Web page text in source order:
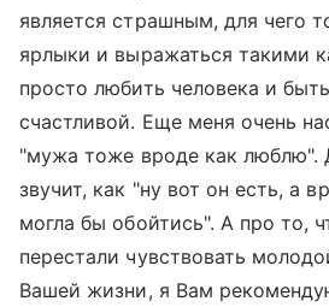
является страшным, для чего
ярлыки и выражаться такими
просто любить человека и
счастливой. Еще меня очень
"мужа тоже вроде как люблю".
звучит, как "ну вот он есть, а
могла бы обойтись". А про то,
перестали чувствовать
Вашей жизни, я Вам